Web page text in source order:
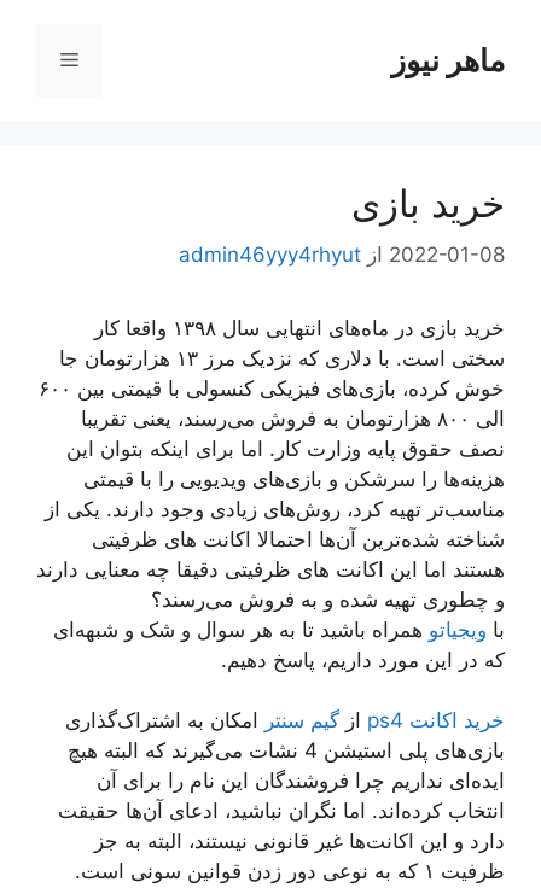
محتواماهر نیوز فهرست
خرید بازی
2022-01-08 از admin46yyy4rhyut
خرید بازی در ماه‌های انتهایی سال ۱۳۹۸ واقعا کار
سختی است. با دلاری که نزدیک مرز ۱۳ هزارتومان جا
خوش کرده، بازی‌های فیزیکی کنسولی با قیمتی بین ۶۰۰
الی ۸۰۰ هزارتومان به فروش می‌رسند، یعنی تقریبا
نصف حقوق پایه وزارت کار. اما برای اینکه بتوان این
هزینه‌ها را سرشکن و بازی‌های ویدیویی را با قیمتی‌
مناسب‌تر تهیه کرد، روش‌های زیادی وجود دارند. یکی از
شناخته‌ شده‌ترین آن‌ها احتمالا اکانت‌ های ظرفیتی
هستند اما این اکانت های ظرفیتی دقیقا چه معنایی دارند
و چطوری تهیه شده و به فروش می‌رسند؟‌
با ویجیاتو همراه باشید تا به هر سوال و شک و شبهه‌ای
که در این مورد داریم، پاسخ دهیم.
خرید اکانت‌ ps4 از گیم سنتر
امکان به اشتراک‌گذاری
بازی‌های پلی‌ استیشن 4 نشات می‌گیرند که البته هیچ
ایده‌ای نداریم چرا فروشندگان این نام را برای آن
انتخاب کرده‌اند. اما نگران نباشید، ادعای آن‌ها حقیقت
دارد و این اکانت‌ها غیر قانونی نیستند، البته به جز
ظرفیت ۱ که به نوعی دور زدن قوانین سونی است.